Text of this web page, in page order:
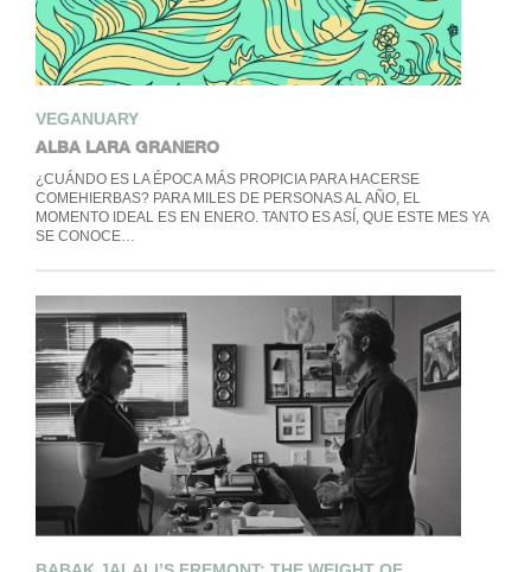
VEGANUARY
ALBA LARA GRANERO
¿CUÁNDO ES LA ÉPOCA MÁS PROPICIA PARA HACERSE
COMEHIERBAS? PARA MILES DE PERSONAS AL AÑO, EL
MOMENTO IDEAL ES EN ENERO. TANTO ES ASÍ, QUE ESTE MES YA
SE CONOCE…